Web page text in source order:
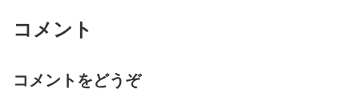
コメント
コメントをどうぞ